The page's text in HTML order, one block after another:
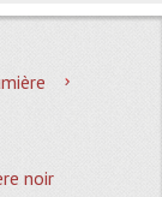
noir